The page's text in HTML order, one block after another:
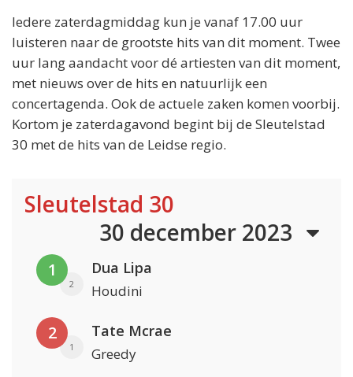
Iedere zaterdagmiddag kun je vanaf 17.00 uur
luisteren naar de grootste hits van dit moment. Twee
uur lang aandacht voor dé artiesten van dit moment,
met nieuws over de hits en natuurlijk een
concertagenda. Ook de actuele zaken komen voorbij.
Kortom je zaterdagavond begint bij de Sleutelstad
30 met de hits van de Leidse regio.
Sleutelstad 30
30 december 2023
1
2
Dua Lipa
Houdini
2
1
Tate Mcrae
Greedy